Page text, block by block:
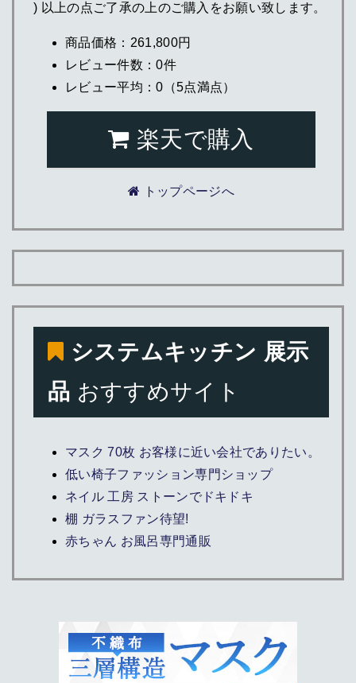
) 以上の点ご了承の上のご購入をお願い致します。
商品価格：261,800円
レビュー件数：0件
レビュー平均：0（5点満点）
楽天で購入
トップページへ
システムキッチン 展示
品 おすすめサイト
マスク 70枚 お客様に近い会社でありたい。
低い椅子ファッション専門ショップ
ネイル 工房 ストーンでドキドキ
棚 ガラスファン待望!
赤ちゃん お風呂専門通販